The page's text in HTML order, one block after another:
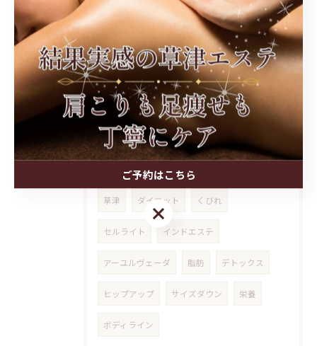
2025/10/08
【お客様の声🫧】
タグ Tags
草津 ダイエット くびれ
セルライト インドエステ
アーユルヴェーダ 脂肪 デトックス
ヒップアップ サイズダウン 栄養
ボディライン
ご予約はこちら
ご予約はこちら